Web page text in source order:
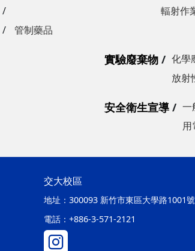
管制藥品
輻射作
實驗廢棄物 化學
放射
安全衛生宣導 一
用
交大校區
地址： 300093 新竹市東區大學路1001號
電話： +886-3-571-2121